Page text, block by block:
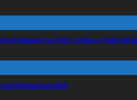
da Ryanair no Porto, Lisboa e Ponta
em Portugal em Abril